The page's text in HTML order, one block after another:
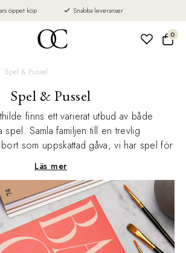
öppet köp Snabba leveranser
0
Spel & Pussel
Spel & Pussel
finns ett varierat utbud av både
Samla familjen till en trevlig
som uppskattad gåva, vi har spel för
Läs mer